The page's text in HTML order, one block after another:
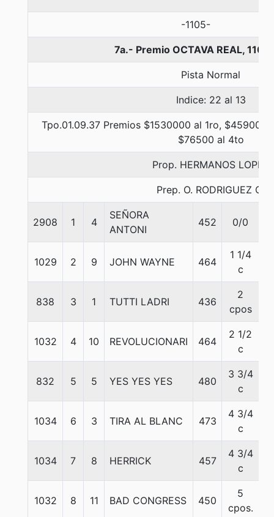
-1105-
7a.- Premio OCTAVA REAL,
Pista Normal
Indice: 22 al 13
Tpo.01.09.37 Premios $1530000 al 1ro,
$76500 al 4to
Prop. HERMANOS LOPEZ
Prep. O. RODRIGUEZ C.
2908 1 4
SEÑORA
ANTONI
452 0/0
1029 2 9 JOHN WAYNE 464
1 1/4
c
838 3 1 TUTTI LADRI 436
2
cpos
1032 4 10 REVOLUCIONARI 464
2 1/2
c
832 5 5 YES YES YES 480
3 3/4
c
1034 6 3 TIRA AL BLANC 473
4 3/4
c
1034 7 8 HERRICK 457
4 3/4
c
1032 8 11 BAD CONGRESS 450
5
cpos.